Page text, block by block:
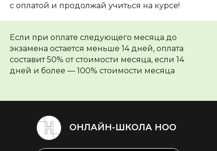
с оплатой и продолжай учиться на курсе!
Если при оплате следующего месяца до
экзамена остается меньше 14 дней, оплата
составит 50% от стоимости месяца, если 14
дней и более — 100% стоимости месяца
ОНЛАЙН-ШКОЛА НОО